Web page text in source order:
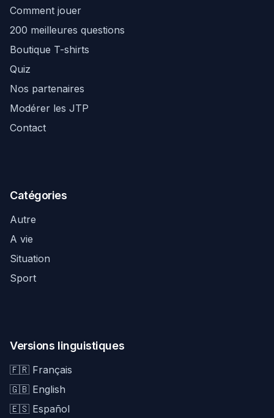
Comment jouer
200 meilleures questions
Boutique T-shirts
Quiz
Nos partenaires
Modérer les JTP
Contact
Catégories
Autre
A vie
Situation
Sport
Versions linguistiques
🇫🇷 Français
🇬🇧 English
🇪🇸 Español